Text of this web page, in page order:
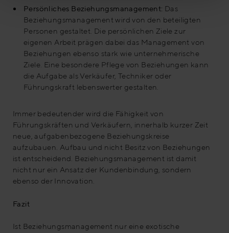
Persönliches Beziehungsmanagement: Das
Beziehungsmanagement wird von den beteiligten
Personen gestaltet. Die persönlichen Ziele zur
eigenen Arbeit prägen dabei das Management von
Beziehungen ebenso stark wie unternehmerische
Ziele. Eine besondere Pflege von Beziehungen kann
die Aufgabe als Verkäufer, Techniker oder
Führungskraft lebenswerter gestalten.
Immer bedeutender wird die Fähigkeit von
Führungskräften und Verkäufern, innerhalb kurzer Zeit
neue, aufgabenbezogene Beziehungskreise
aufzubauen. Aufbau und nicht Besitz von Beziehungen
ist entscheidend. Beziehungsmanagement ist damit
nicht nur ein Ansatz der Kundenbindung, sondern
ebenso der Innovation.
Fazit
Ist Beziehungsmanagement nur eine exotische